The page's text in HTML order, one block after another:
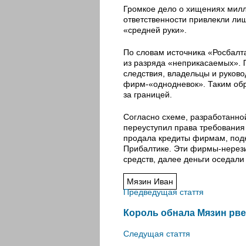
Громкое дело о хищениях
ответственности привлекли
«средней руки».
По словам источника
из разряда
следствия, владельцы и
фирм-«однодневок». Таким
за границей.
Согласно схеме,
переуступил права
продала кредиты фирмам,
Прибалтике. Эти фирмы-
средств, далее деньги
Мязин Иван
Предведущая стаття
Король обнала Мязин
Следущая стаття